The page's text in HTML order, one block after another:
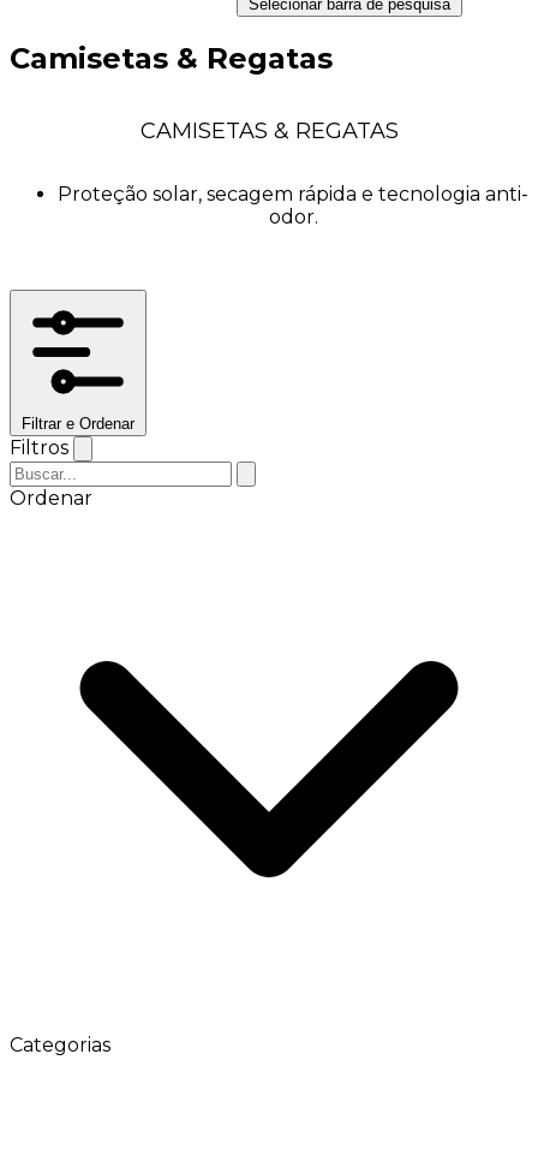
Selecionar barra de pesquisa
Camisetas & Regatas
CAMISETAS & REGATAS
Proteção solar, secagem rápida e tecnologia anti-
odor.
Filtrar e Ordenar
Filtros
Ordenar
Categorias